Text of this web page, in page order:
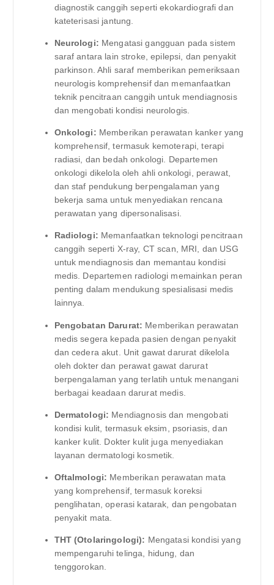
diagnostik canggih seperti ekokardiografi dan
kateterisasi jantung.
Neurologi: Mengatasi gangguan pada sistem
saraf antara lain stroke, epilepsi, dan penyakit
parkinson. Ahli saraf memberikan pemeriksaan
neurologis komprehensif dan memanfaatkan
teknik pencitraan canggih untuk mendiagnosis
dan mengobati kondisi neurologis.
Onkologi: Memberikan perawatan kanker yang
komprehensif, termasuk kemoterapi, terapi
radiasi, dan bedah onkologi. Departemen
onkologi dikelola oleh ahli onkologi, perawat,
dan staf pendukung berpengalaman yang
bekerja sama untuk menyediakan rencana
perawatan yang dipersonalisasi.
Radiologi: Memanfaatkan teknologi pencitraan
canggih seperti X-ray, CT scan, MRI, dan USG
untuk mendiagnosis dan memantau kondisi
medis. Departemen radiologi memainkan peran
penting dalam mendukung spesialisasi medis
lainnya.
Pengobatan Darurat: Memberikan perawatan
medis segera kepada pasien dengan penyakit
dan cedera akut. Unit gawat darurat dikelola
oleh dokter dan perawat gawat darurat
berpengalaman yang terlatih untuk menangani
berbagai keadaan darurat medis.
Dermatologi: Mendiagnosis dan mengobati
kondisi kulit, termasuk eksim, psoriasis, dan
kanker kulit. Dokter kulit juga menyediakan
layanan dermatologi kosmetik.
Oftalmologi: Memberikan perawatan mata
yang komprehensif, termasuk koreksi
penglihatan, operasi katarak, dan pengobatan
penyakit mata.
THT (Otolaringologi): Mengatasi kondisi yang
mempengaruhi telinga, hidung, dan
tenggorokan.